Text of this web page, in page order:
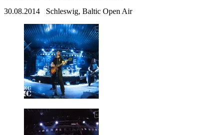
30.08.2014 Schleswig, Baltic Open Air